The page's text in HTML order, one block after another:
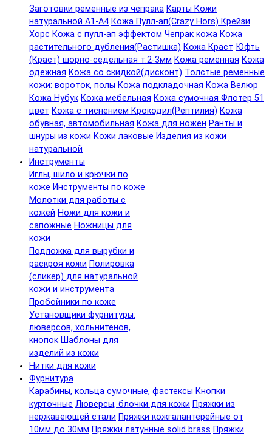
Заготовки ременные из чепрака Карты Кожи
натуральной А1-А4 Кожа Пулл-ап(Crazy Hors) Крейзи
Хорс Кожа с пулл-ап эффектом Чепрак кожа Кожа
растительного дубления(Растишка) Кожа Краст Юфть
(Краст) шорно-седельная т.2-3мм Кожа ременная Кожа
одежная Кожа со скидкой(дисконт) Толстые ременные
кожи: вороток, полы Кожа подкладочная Кожа Велюр
Кожа Нубук Кожа мебельная Кожа сумочная Флотер 51
цвет Кожа с тиснением Крокодил(Рептилия) Кожа
обувная, автомобильная Кожа для ножен Ранты и
шнуры из кожи Кожи лаковые Изделия из кожи
натуральной
Инструменты
Иглы, шило и крючки по
коже Инструменты по коже
Молотки для работы с
кожей Ножи для кожи и
сапожные Ножницы для
кожи
Подложка для вырубки и
раскроя кожи Полировка
(сликер) для натуральной
кожи и инструмента
Пробойники по коже
Установщики фурнитуры:
люверсов, хольнитенов,
кнопок Шаблоны для
изделий из кожи
Нитки для кожи
Фурнитура
Карабины, кольца сумочные, фастексы Кнопки
курточные Люверсы, блочки для кожи Пряжки из
нержавеющей стали Пряжки кожгалантерейные от
10мм до 30мм Пряжки латунные solid brass Пряжки